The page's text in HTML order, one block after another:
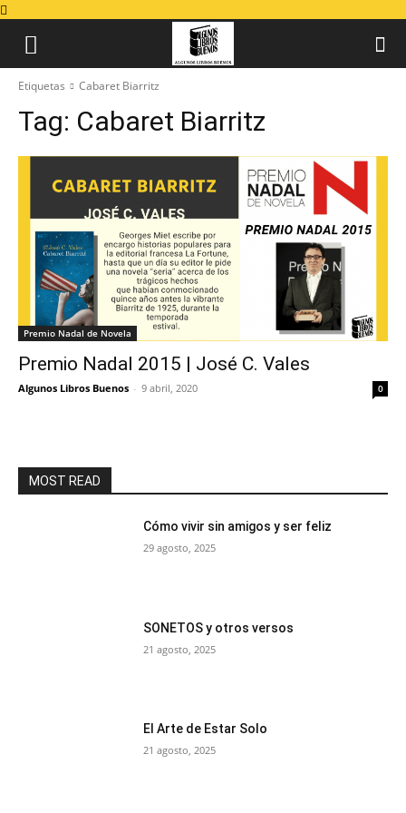
Etiquetas Cabaret Biarritz
Tag: Cabaret Biarritz
Premio Nadal de Novela
Premio Nadal 2015 | José C. Vales
Algunos Libros Buenos - 9 abril, 2020 0
MOST READ
Cómo vivir sin amigos y ser feliz
29 agosto, 2025
SONETOS y otros versos
21 agosto, 2025
El Arte de Estar Solo
21 agosto, 2025